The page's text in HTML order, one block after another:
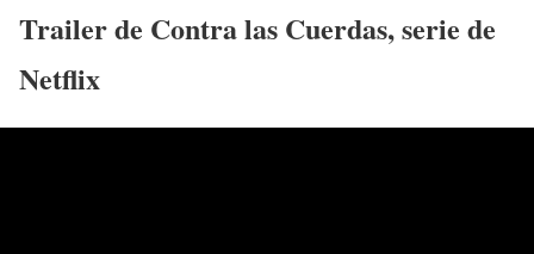
Trailer de Contra las Cuerdas, serie de
Netflix